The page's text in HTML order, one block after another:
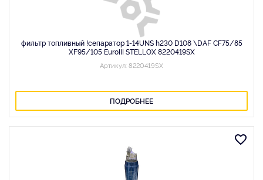
фильтр топливный !сепаратор 1-14UNS h230 D108 \DAF CF75/85
XF95/105 EuroIII STELLOX 8220419SX
Артикул: 8220419SX
ПОДРОБНЕЕ